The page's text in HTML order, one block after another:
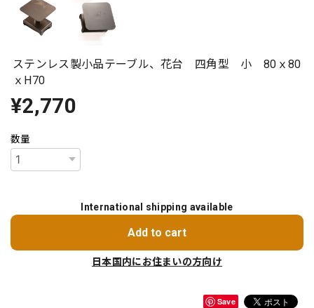
ステンレス製小品テーブル、花台 四角型 小 80ｘ80
ｘH70
¥2,770
数量
International shipping available
Add to cart
日本国内にお住まいの方向け
Save